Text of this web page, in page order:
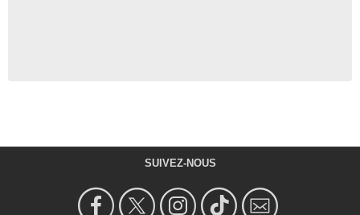
SUIVEZ-NOUS